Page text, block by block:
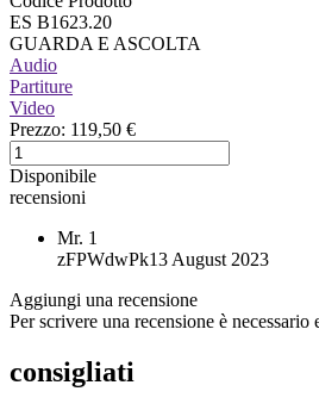
ES B1623.20
GUARDA E ASCOLTA
Audio
Partiture
Video
Prezzo: 119,50 €
Disponibile
recensioni
Mr. 1
zFPWdwPk13 August 2023
Aggiungi una recensione
Per scrivere una recensione è
consigliati